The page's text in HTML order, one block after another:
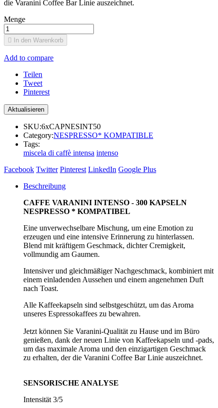
die Varanini Coffee Bar Linie auszeichnet.
Menge
 In den Warenkorb
Add to compare
Teilen
Tweet
Pinterest
SKU:6xCAPNESINT50
Category:NESPRESSO* KOMPATIBLE
Tags:
miscela di caffè intensa intenso
Facebook Twitter Pinterest LinkedIn Google Plus
Beschreibung
CAFFE VARANINI INTENSO - 300 KAPSELN
NESPRESSO * KOMPATIBEL
Eine unverwechselbare Mischung, um eine Emotion zu
erzeugen und eine intensive Erinnerung zu hinterlassen.
Blend mit kräftigem Geschmack, dichter Cremigkeit,
vollmundig am Gaumen.
Intensiver und gleichmäßiger Nachgeschmack, kombiniert mit
einem einladenden Aussehen und einem angenehmen Duft
nach Toast.
Alle Kaffeekapseln sind selbstgeschützt, um das Aroma
unseres Espressokaffees zu bewahren.
Jetzt können Sie Varanini-Qualität zu Hause und im Büro
genießen, dank der neuen Linie von Kaffeekapseln und -pads,
um das maximale Aroma und den einzigartigen Geschmack
zu erhalten, der die Varanini Coffee Bar Linie auszeichnet.
SENSORISCHE ANALYSE
Intensität 3/5